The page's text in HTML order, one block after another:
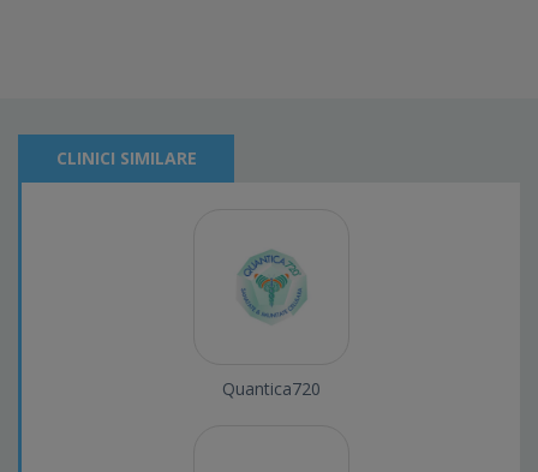
CLINICI SIMILARE
Quantica720